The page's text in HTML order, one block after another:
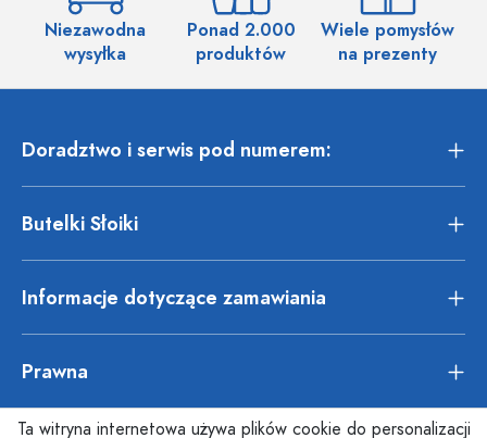
Niezawodna
wysyłka
Ponad 2.000
produktów
Wiele pomysłów
na prezenty
Doradztwo i serwis pod numerem:
Butelki Słoiki
Informacje dotyczące zamawiania
Prawna
Ta witryna internetowa używa plików cookie do personalizacji